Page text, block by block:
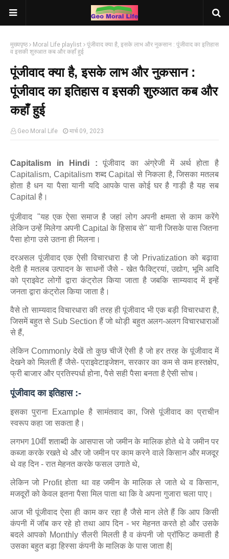
मुख्यपृष्ठ Moral Life playlist
पूंजीवाद क्या है, इसके लाभ और नुकसान : पूंजीवाद का इतिहास
व इसकी शुरुआत कब और कहाँ हुई
पूंजीवाद क्या है, इसके लाभ और नुकसान :
पूंजीवाद का इतिहास व इसकी शुरुआत कब और
कहाँ हुई
Geo Moral Life मार्च 09, 2023
Capitalism in Hindi :
पूंजीवाद का अंग्रेजी में अर्थ होता है
Capitalism, Capitalism शब्द Capital से निकला है, जिसका मतलब
होता है धन या पैसा यानी यदि आपके पास कोई घर है गाड़ी है यह सब
Capital है।
पूंजीवाद "यह एक ऐसा समाज है जहां लोग अपनी क्षमता से काम करेंगे
लेकिन उन्हें मिलेगा अपनी Capital के हिसाब से" यानी जिसके पास जितना
पैसा होगा उसे उतना ही मिलना।
दरअसल पूंजीवाद एक ऐसी विचारधारा है जो Privatization को बढ़ावा
देती है मतलब उत्पादन के साधनों जैसे - खेत फैक्ट्रियां, उद्योग, भूमि आदि
को प्राइवेट लोगों द्वारा कंट्रोल किया जाता है जबकि साम्यवाद में इन्हें
जनता द्वारा कंट्रोल किया जाता है।
वैसे तो साम्यवाद विचारधारा की तरह ही पूंजीवाद भी एक बड़ी विचारधारा है,
जिसमें बहुत से Sub Section हैं जो थोड़ी बहुत अलग-अलग विचारधाराओं
से हैं,
लेकिन Commonly देखें तो कुछ चीजें ऐसी है जो हर तरह के पूंजीवाद में
देखने को मिलती हैं जैसे- प्राइवेटाइजेशन, सरकार का कम से कम हस्तक्षेप,
फ्री बाजार और प्रतिस्पर्धा होना, पैसे सही पैसा बनता है ऐसी सोच।
पूंजीवाद का इतिहास :-
इसका पुराना Example है सामंतवाद का, जिसे पूंजीवाद का प्राचीन
स्वरूप कहा जा सकता है।
लगभग 10वीं शताब्दी के आसपास जो जमीन के मालिक होते थे वे जमीन पर
कब्जा करके रखते थे और जो जमीन पर काम करने वाले किसान और मजदूर
थे वह दिन - रात मेहनत करके फसल उगाते थे,
लेकिन जो Profit होता था वह जमीन के मालिक ले जाते थे व किसान,
मजदूरों को केवल इतना पैसा मिल पाता था कि वे अपना गुजारा चला पाए।
आज भी पूंजीवाद ऐसा ही काम कर रहा है जैसे मान लेते हैं कि आप किसी
कंपनी में जॉब कर रहे हो तथा आप दिन - भर मेहनत करते हो और उसके
बदले आपको Monthly सैलरी मिलती है व कंपनी जो प्रॉफिट कमाती है
उसका बहुत बड़ा हिस्सा कंपनी के मालिक के पास जाता है|